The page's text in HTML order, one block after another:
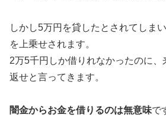
しかし5万円を貸したとされてしま
を上乗せされます。
2万5千円しか借りれなかったのに、
返せと言ってきます。
闇金からお金を借りるのは無意味で